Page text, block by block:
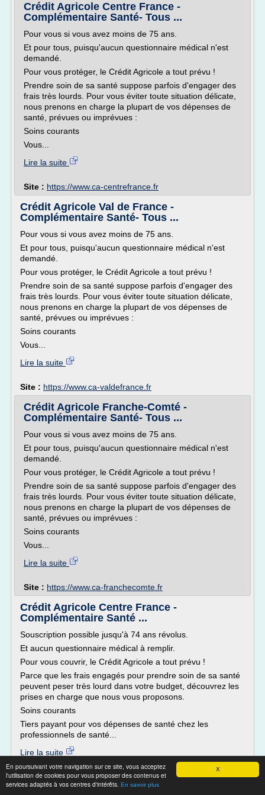
X
En poursuivant votre navigation sur ce site, vous acceptez
l'utilisation de cookies pour vous proposer des contenus et
services adaptés à vos centres d'intérêts. En savoir plus
Crédit Agricole Centre France -
Complémentaire Santé- Tous ...
Pour vous si vous avez moins de 75 ans.
Et pour tous, puisqu'aucun questionnaire médical n'est
demandé.
Pour vous protéger, le Crédit Agricole a tout prévu !
Prendre soin de sa santé suppose parfois d'engager des
frais très lourds. Pour vous éviter toute situation délicate,
nous prenons en charge la plupart de vos dépenses de
santé, prévues ou imprévues :
Soins courants
Vous...
Lire la suite
Site : https://www.ca-centrefrance.fr
Crédit Agricole Val de France -
Complémentaire Santé- Tous ...
Pour vous si vous avez moins de 75 ans.
Et pour tous, puisqu'aucun questionnaire médical n'est
demandé.
Pour vous protéger, le Crédit Agricole a tout prévu !
Prendre soin de sa santé suppose parfois d'engager des
frais très lourds. Pour vous éviter toute situation délicate,
nous prenons en charge la plupart de vos dépenses de
santé, prévues ou imprévues :
Soins courants
Vous...
Lire la suite
Site : https://www.ca-valdefrance.fr
Crédit Agricole Franche-Comté -
Complémentaire Santé- Tous ...
Pour vous si vous avez moins de 75 ans.
Et pour tous, puisqu'aucun questionnaire médical n'est
demandé.
Pour vous protéger, le Crédit Agricole a tout prévu !
Prendre soin de sa santé suppose parfois d'engager des
frais très lourds. Pour vous éviter toute situation délicate,
nous prenons en charge la plupart de vos dépenses de
santé, prévues ou imprévues :
Soins courants
Vous...
Lire la suite
Site : https://www.ca-franchecomte.fr
Crédit Agricole Centre France -
Complémentaire Santé ...
Souscription possible jusqu'à 74 ans révolus.
Et aucun questionnaire médical à remplir.
Pour vous couvrir, le Crédit Agricole a tout prévu !
Parce que les frais engagés pour prendre soin de sa santé
peuvent peser très lourd dans votre budget, découvrez les
prises en charge que nous vous proposons.
Soins courants
Tiers payant pour vos dépenses de santé chez les
professionnels de santé...
Lire la suite
Site :https://entreprises.ca-centrefrance.fr